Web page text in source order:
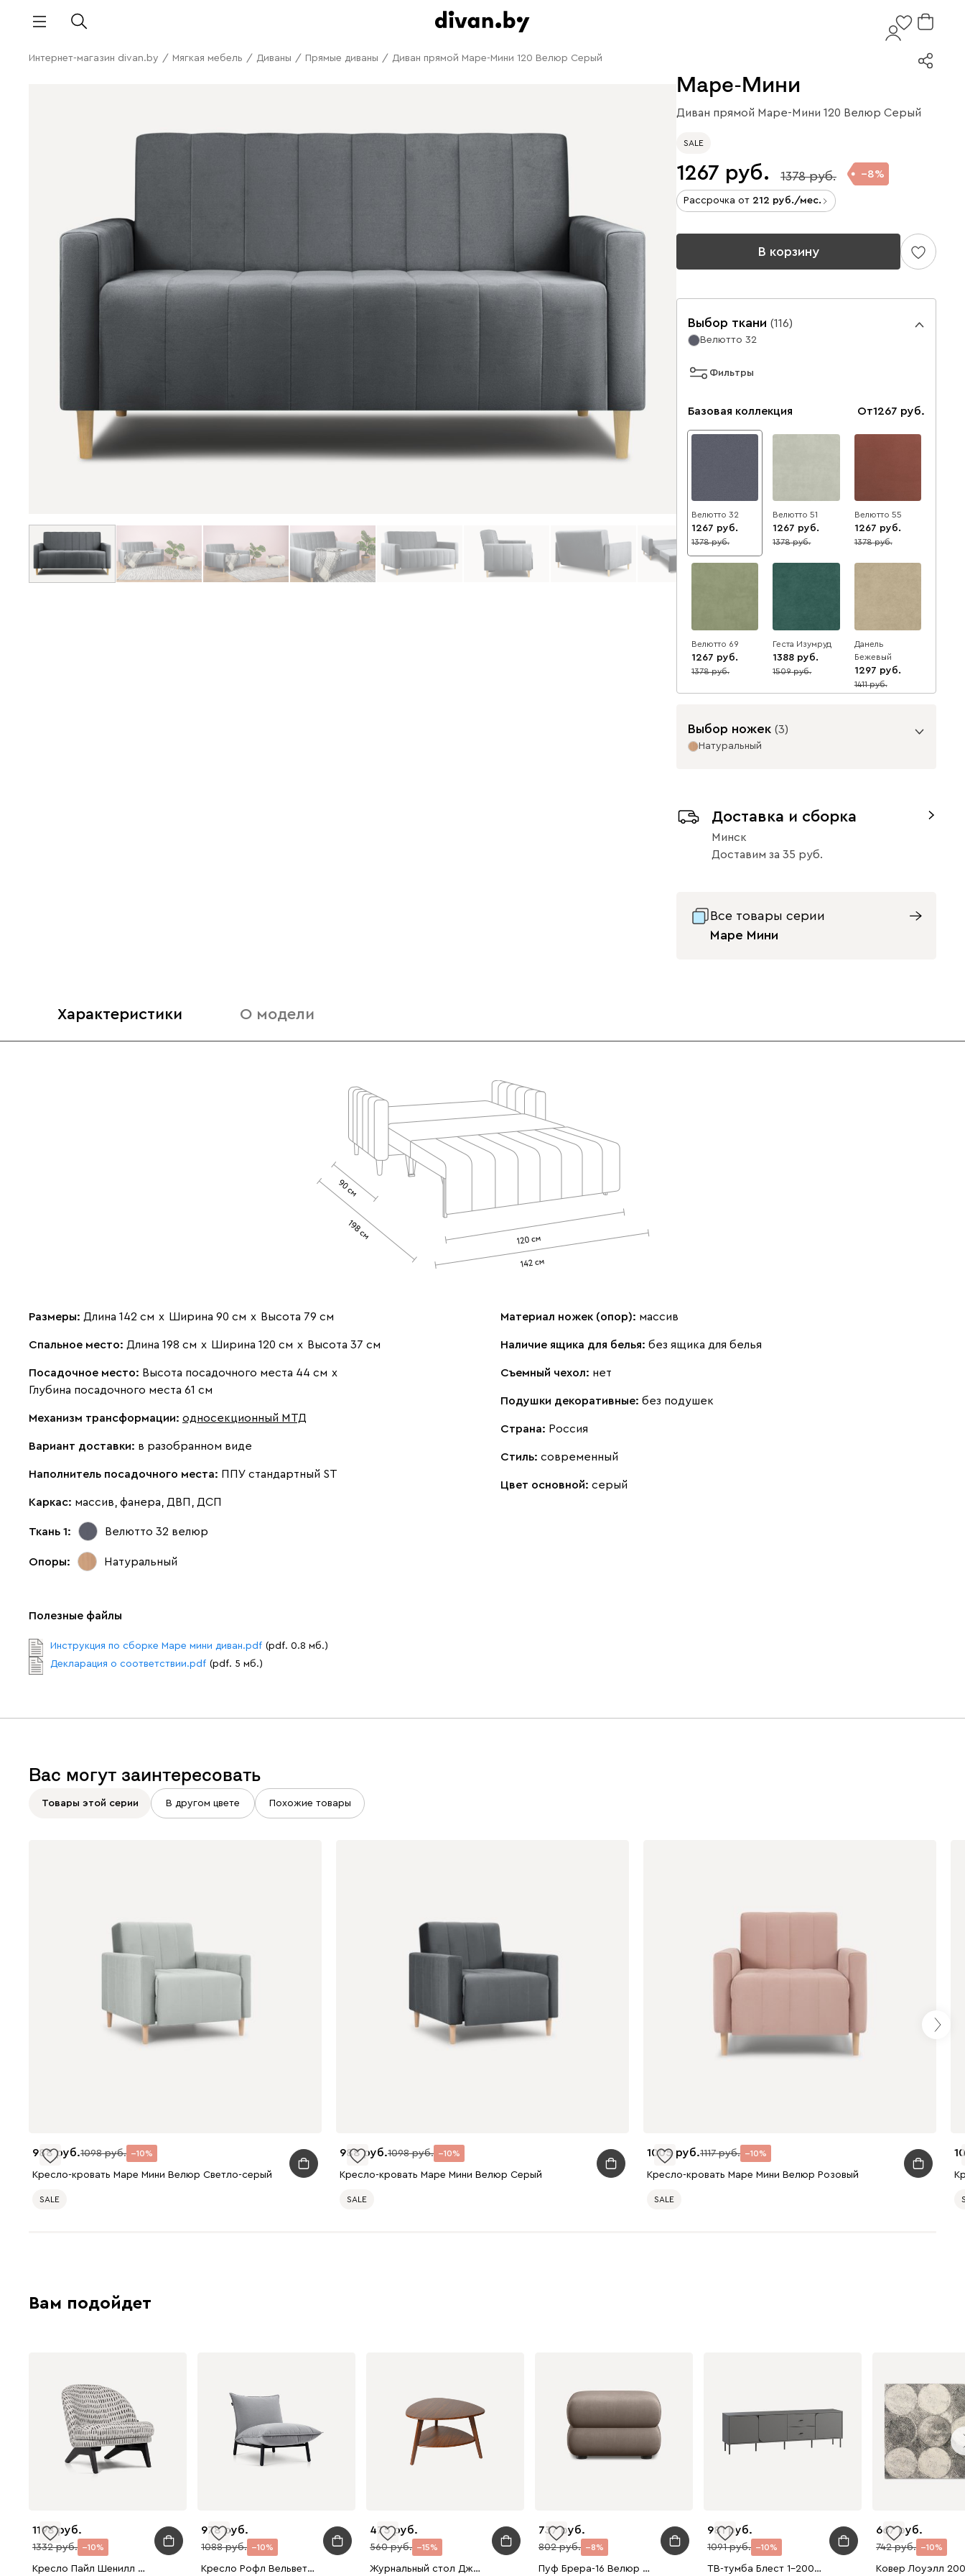
Интернет-магазин divan.by / Мягкая мебель / Диваны / Прямые диваны / Диван прямой Маре-Мини 120 Велюр Серый
Маре-Мини
Диван прямой Маре-Мини 120 Велюр Серый
SALE
1267 1378 8
Рассрочка от 212 /мес.
В корзину
Выбор ткани (116)
Велютто 32
Фильтры
Базовая коллекция От1267
Велютто 32
1267
8
1378
Велютто 51
1267
8
1378
Велютто 55
1267
8
1378
Велютто 69
1267
8
1378
Геста Изумруд
1388
8
1509
Данель
Бежевый
1297
8
1411
1411 8
1411 1411
Данель Мята
Данель
1297
Айвори (Ivory)
310
Выбор ножек (3)
Натуральный
Графит
48
Натуральный
Доставка и сборка
Минск
Доставим за 35
Все товары серии
Маре Мини
Характеристики О модели
Размеры: Длина 142 см х Ширина 90 см х Высота 79 см
Спальное место: Длина 198 см х Ширина 120 см х Высота 37 см
Посадочное место: Высота посадочного места 44 см х
Глубина посадочного места 61 см
Механизм трансформации: односекционный МТД
Вариант доставки: в разобранном виде
Наполнитель посадочного места: ППУ стандартный ST
Каркас: массив, фанера, ДВП, ДСП
Ткань 1: Велютто 32 велюр
Опоры: Натуральный
Материал ножек (опор): массив
Наличие ящика для белья: без ящика для белья
Съемный чехол: нет
Подушки декоративные: без подушек
Страна: Россия
Стиль: современный
Цвет основной: серый
Полезные файлы
Инструкция по сборке Маре мини диван.pdf (pdf. 0.8 мб.)
Декларация о соответствии.pdf (pdf. 5 мб.)
Вас могут заинтересовать
Товары этой серии В другом цвете Похожие товары
988 1098 10
Кресло-кровать Маре Мини Велюр Светло-серый
SALE
988 1098 10
Кресло-кровать Маре Мини Велюр Серый
SALE
1005 1117 10
Кресло-кровать Маре Мини Велюр Розовый
SALE
Вам подойдет
1198
1332 10
Кресло Пайл Шенилл Серый
978
1088 10
Кресло Рофл Вельвет Светло-серый
475
560 15
Журнальный стол Джексон Древесный темный
737
802 8
Пуф Брера-16 Велюр Латте
981
1091 10
ТВ-тумба Блест 1-200x61 Графитовый
667
742 10
Ковер Лоуэлл